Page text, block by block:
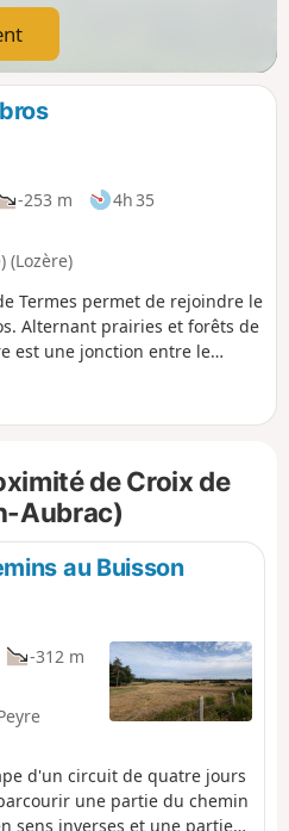
-253 m
4h 35
(Lozère)
Termes permet de rejoindre le
Alternant prairies et forêts de
est une jonction entre le
Jacques de Compostelle.
de Croix de
Aubrac)
au Buisson
-312 m
d'un circuit de quatre jours
une partie du chemin
sens inverses et une partie